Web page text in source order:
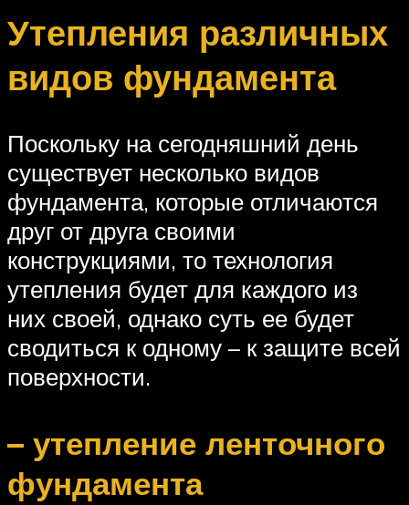
Утепления различных
видов фундамента
Поскольку на сегодняшний день
существует несколько видов
фундамента, которые отличаются
друг от друга своими
конструкциями, то технология
утепления будет для каждого из
них своей, однако суть ее будет
сводиться к одному – к защите всей
поверхности.
– утепление ленточного
фундамента